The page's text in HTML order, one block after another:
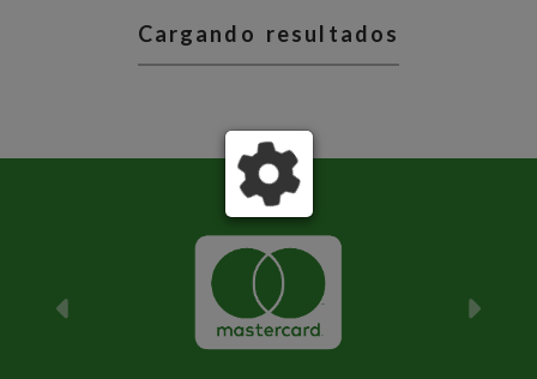
Cargando resultados